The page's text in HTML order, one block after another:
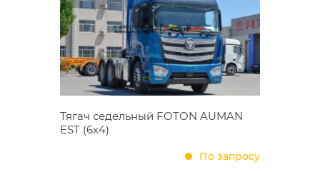
Тягач седельный FOTON AUMAN
EST (6х4)
По запросу